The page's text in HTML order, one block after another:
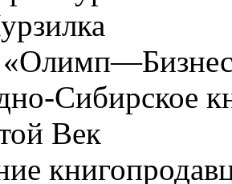
Сибирское
Век